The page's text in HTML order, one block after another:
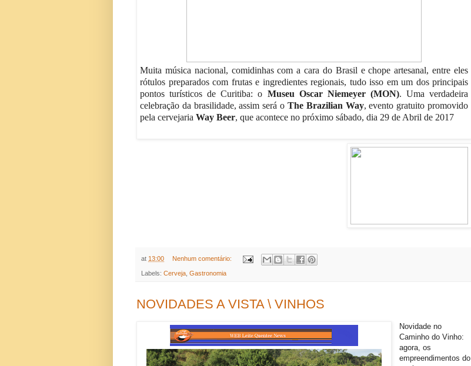
Muita música nacional, comidinhas com a cara do Brasil e chope artesanal, entre eles
rótulos preparados com frutas e ingredientes regionais, tudo isso em um dos principais
pontos turísticos de Curitiba: o Museu Oscar Niemeyer (MON). Uma verdadeira
celebração da brasilidade, assim será o The Brazilian Way, evento gratuito promovido
pela cervejaria Way Beer, que acontece no próximo sábado, dia 29 de Abril de 2017
at 13:00 Nenhum comentário:
Labels: Cerveja Gastronomia
NOVIDADES A VISTA \ VINHOS
Novidade no
Caminho do Vinho:
agora, os
empreendimentos do